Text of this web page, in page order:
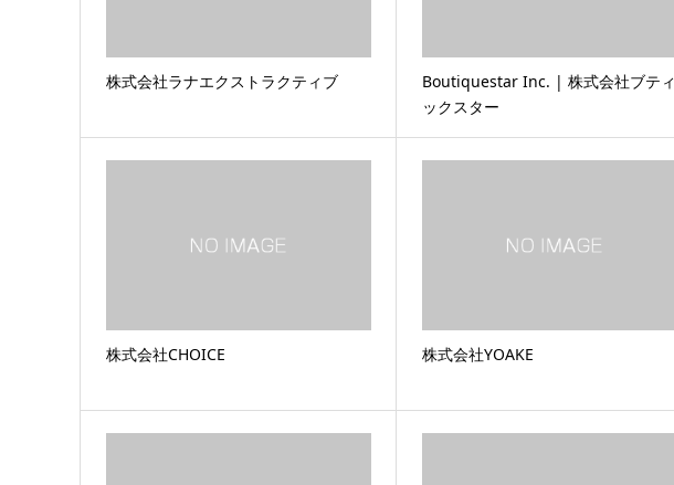
株式会社ラナエクストラクティブ
Boutiquestar Inc. | 株式会社ブティ
ックスター
株式会社CHOICE 株式会社YOAKE